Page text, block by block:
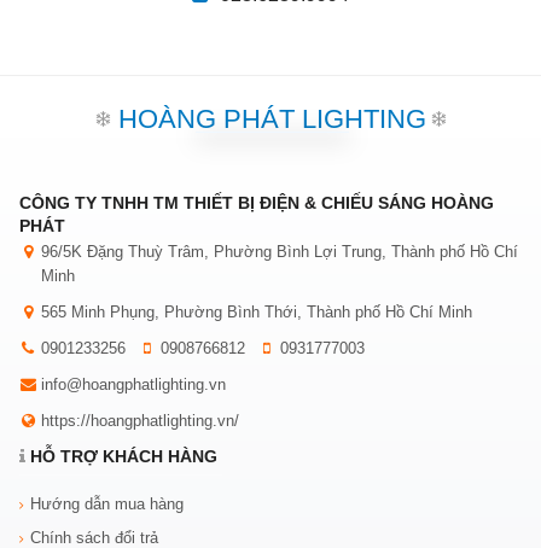
HOÀNG PHÁT LIGHTING
CÔNG TY TNHH TM THIẾT BỊ ĐIỆN & CHIẾU SÁNG HOÀNG
PHÁT
96/5K Đặng Thuỳ Trâm, Phường Bình Lợi Trung, Thành phố Hồ Chí
Minh
565 Minh Phụng, Phường Bình Thới, Thành phố Hồ Chí Minh
0901233256
0908766812
0931777003
info@hoangphatlighting.vn
https://hoangphatlighting.vn/
HỖ TRỢ KHÁCH HÀNG
Hướng dẫn mua hàng
Chính sách đổi trả